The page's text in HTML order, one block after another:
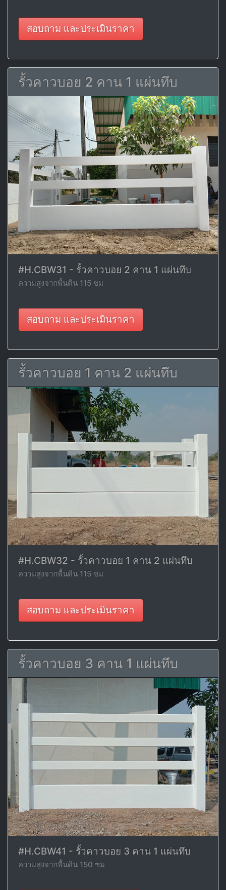
สอบถาม และประเมินราคา
รั้วคาวบอย 2 คาน 1 แผ่นทึบ
#H.CBW31 - รั้วคาวบอย 2 คาน 1 แผ่นทึบ
ความสูงจากพื้นดิน 115 ซม
สอบถาม และประเมินราคา
รั้วคาวบอย 1 คาน 2 แผ่นทึบ
#H.CBW32 - รั้วคาวบอย 1 คาน 2 แผ่นทึบ
ความสูงจากพื้นดิน 115 ซม
สอบถาม และประเมินราคา
รั้วคาวบอย 3 คาน 1 แผ่นทึบ
#H.CBW41 - รั้วคาวบอย 3 คาน 1 แผ่นทึบ
ความสูงจากพื้นดิน 150 ซม